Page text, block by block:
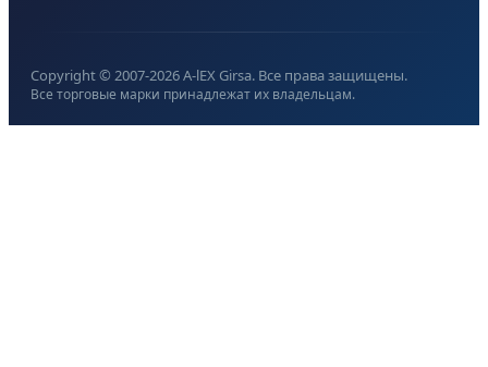
Copyright © 2007-2026A-lEX Girsa. Все права защищены.
Все торговые марки принадлежат их владельцам.